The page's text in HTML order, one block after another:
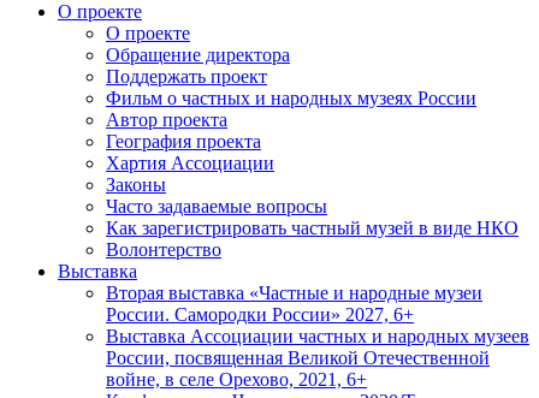
О проекте
О проекте
Обращение директора
Поддержать проект
Фильм о частных и народных музеях России
Автор проекта
География проекта
Хартия Ассоциации
Законы
Часто задаваемые вопросы
Как зарегистрировать частный музей в виде НКО
Волонтерство
Выставка
Вторая выставка «Частные и народные музеи
России. Самородки России» 2027, 6+
Выставка Ассоциации частных и народных музеев
России, посвященная Великой Отечественной
войне, в селе Орехово, 2021, 6+